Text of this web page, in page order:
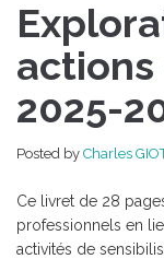
2025-
Posted by Charles
Ce livret de 28
professionnels en
activités de